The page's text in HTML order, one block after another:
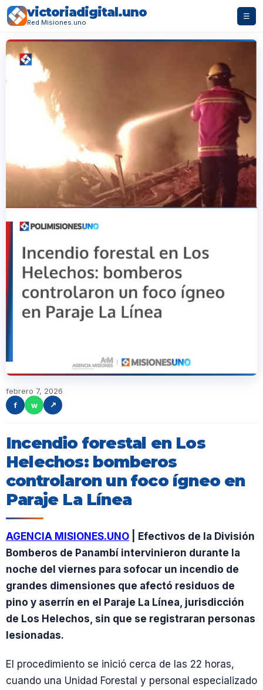
victoriadigital.uno
Red Misiones.uno
☰
febrero 7, 2026
f
w ↗
Incendio forestal en Los
Helechos: bomberos
controlaron un foco ígneo en
Paraje La Línea
AGENCIA MISIONES.UNO | Efectivos de la División
Bomberos de Panambí intervinieron durante la
noche del viernes para sofocar un incendio de
grandes dimensiones que afectó residuos de
pino y aserrín en el Paraje La Línea, jurisdicción
de Los Helechos, sin que se registraran personas
lesionadas.
El procedimiento se inició cerca de las 22 horas,
cuando una Unidad Forestal y personal especializado